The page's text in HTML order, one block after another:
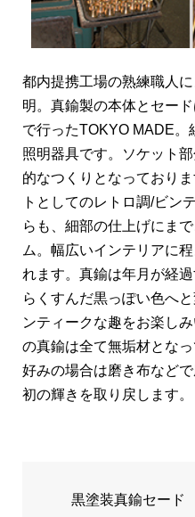
都内提携工場の熟練職人
明。真鍮製の本体とセー
で行ったTOKYO MADE
照明器具です。ソケット
的なつくりとなっており
トとしてのレトロ調/ビン
らも、細部の仕上げにま
ム。幅広いインテリアに
れます。真鍮は年月が経
らくすんだ黒っぽい色へ
ンティークな趣をお楽し
の真鍮は全て無垢材とな
好みの場合は磨き布など
初の輝きを取り戻します。
黒塗装真鍮セード